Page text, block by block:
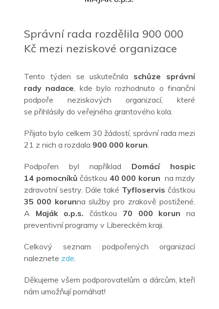
Správní rada rozdělila 900 000
Kč mezi neziskové organizace
Tento týden se uskutečnila schůze správní
rady nadace, kde bylo rozhodnuto o finanční
podpoře neziskových organizací, které
se přihlásily do veřejného grantového kola.
Přijato bylo celkem 30 žádostí, správní rada mezi
21 z nich a rozdala 900 000 korun.
Podpořen byl například Domácí hospic
14 pomocníků částkou 40 000 korun na mzdy
zdravotní sestry. Dále také Tyfloservis částkou
35 000 korunna služby pro zrakově postižené.
A Maják o.p.s. částkou 70 000 korun na
preventivní programy v Libereckém kraji.
Celkový seznam podpořených organizací
naleznete zde.
Děkujeme všem podporovatelům a dárcům, kteří
nám umožňují pomáhat!